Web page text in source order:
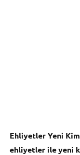
Ehliyetler Yeni
ehliyetler ile yeni